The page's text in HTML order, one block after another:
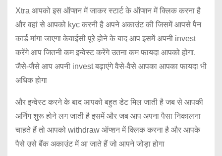
Xtra आपको इस ऑप्शन में जाकर स्टार्ट के ऑप्शन में क्लिक करना है
और वहां से आपको kyc करनी है अपने अकाउंट की जिसमें आपसे पैन
कार्ड मांगा जाएगा केवाईसी पूरे होने के बाद आप इसमें अपनी invest
करेंगे आप जितनी कम इन्वेस्ट करेंगे उतना कम फायदा आपको होगा.
जैसे-जैसे आप अपनी invest बढ़ाएंगे वैसे-वैसे आपका आपका फायदा भी
अधिक होगा
और इन्वेस्ट करने के बाद आपको बहुत डेट मिल जाती है जब से आपकी
अर्निंग शुरू होने लग जाती है इसमें और जब आप अपना पैसा निकालना
चाहते हैं तो आपको withdraw ऑप्शन में क्लिक करना है और आपके
पैसे उसे बैंक अकाउंट में आ जाते हैं जो आपने जोड़ा होगा